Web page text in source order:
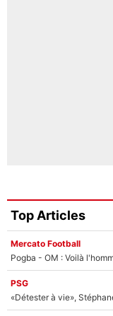
Top Articles
Mercato Football
Pogba - OM : Voilà
PSG
«Détester à vie»,